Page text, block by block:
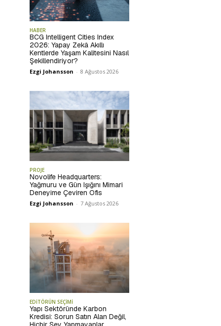
HABER
BCG Intelligent Cities Index
2026: Yapay Zekâ Akıllı
Kentlerde Yaşam Kalitesini Nasıl
Şekillendiriyor?
Ezgi Johansson - 8 Ağustos 2026
PROJE
Novolife Headquarters:
Yağmuru ve Gün Işığını Mimari
Deneyime Çeviren Ofis
Ezgi Johansson - 7 Ağustos 2026
EDİTÖRÜN SEÇİMİ
Yapı Sektöründe Karbon
Kredisi: Sorun Satın Alan Değil,